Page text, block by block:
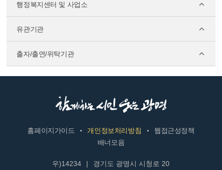
행정복지센터 및 사업소
유관기관
출자/출연/위탁기관
홈페이지가이드 개인정보처리방침
웹접근성정책
배너모음
우)14234 |
경기도 광명시 시청로 20